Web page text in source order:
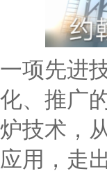
一项先进
化、推广
炉技术，
应用，走